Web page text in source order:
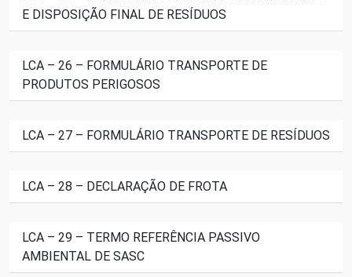
E DISPOSIÇÃO FINAL DE RESÍDUOS
LCA – 26 – FORMULÁRIO TRANSPORTE DE
PRODUTOS PERIGOSOS
LCA – 27 – FORMULÁRIO TRANSPORTE DE RESÍDUOS
LCA – 28 – DECLARAÇÃO DE FROTA
LCA – 29 – TERMO REFERÊNCIA PASSIVO
AMBIENTAL DE SASC